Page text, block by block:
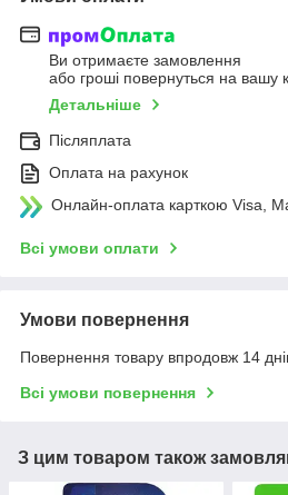
Ви отримаєте замовлення
або гроші повернуться на вашу
Детальніше
Післяплата
Оплата на рахунок
Онлайн-оплата карткою Visa,
Всі умови оплати
Умови повернення
Повернення товару впродовж 14
Всі умови повернення
З цим товаром також